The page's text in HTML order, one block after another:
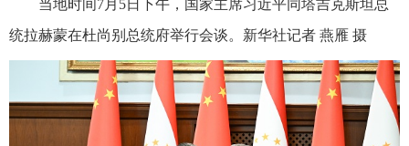
当地时间7月5日下午，国家主席习近平同塔吉克斯坦总
统拉赫蒙在杜尚别总统府举行会谈。新华社记者 燕雁 摄